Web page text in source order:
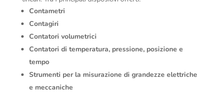
Contametri
Contagiri
Contatori volumetrici
Contatori di temperatura, pressione, posizione e
tempo
Strumenti per la misurazione di grandezze elettriche
e meccaniche